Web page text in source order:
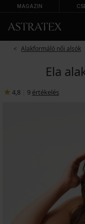
MAGAZIN
Alakformáló női alsók
Ela
4,8 9 értékelés